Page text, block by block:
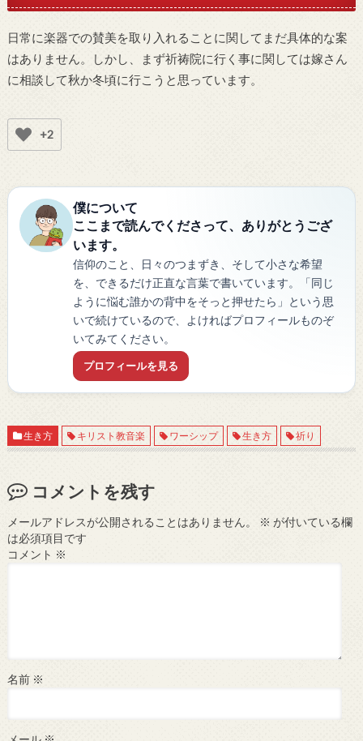
日常に楽器での賛美を取り入れることに関してまだ具体的な案
はありません。しかし、まず祈祷院に行く事に関しては嫁さん
に相談して秋か冬頃に行こうと思っています。
+2
僕について
ここまで読んでくださって、ありがとうござ
います。
信仰のこと、日々のつまずき、そして小さな希望
を、できるだけ正直な言葉で書いています。「同じ
ように悩む誰かの背中をそっと押せたら」という思
いで続けているので、よければプロフィールものぞ
いてみてください。
プロフィールを見る
生き方 キリスト教音楽 ワーシップ 生き方 祈り
コメントを残す
メールアドレスが公開されることはありません。 ※ が付いている欄
は必須項目です
コメント ※
名前 ※